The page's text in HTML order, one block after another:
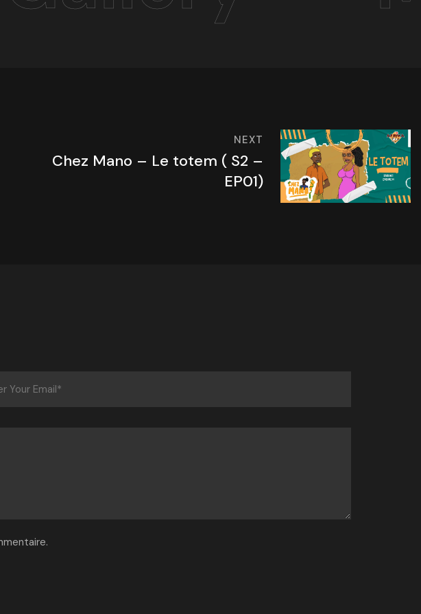
NEXT
Chez Mano – Le totem ( S2 –
EP01)